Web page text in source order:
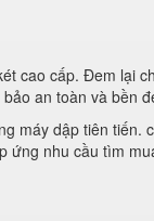
cao cấp. Đem lại
an toàn và bền
máy dập tiên
nhu cầu tìm